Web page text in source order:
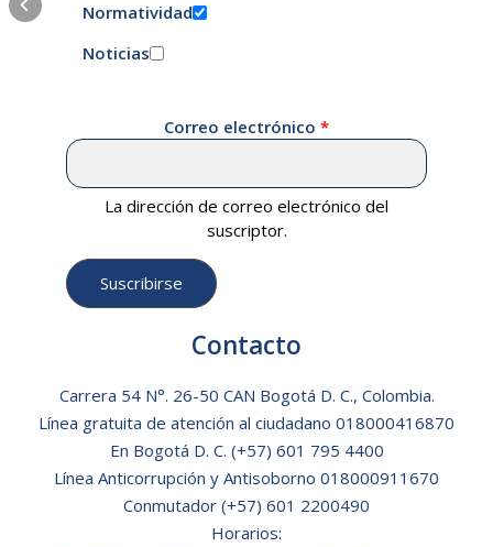
Normatividad
Noticias
Correo electrónico
La dirección de correo electrónico del
suscriptor.
Contacto
Carrera 54 N°. 26-50 CAN Bogotá D. C., Colombia.
Línea gratuita de atención al ciudadano 018000416870
En Bogotá D. C. (+57) 601 795 4400
Línea Anticorrupción y Antisoborno 018000911670
Conmutador (+57) 601 2200490
Horarios: